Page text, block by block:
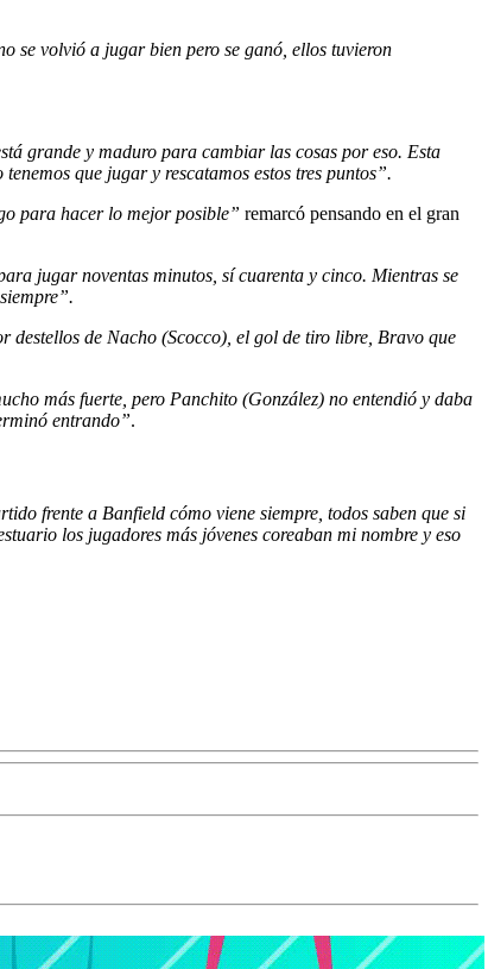
se volvió a jugar bien pero se ganó, ellos tuvieron
grande y maduro para cambiar las cosas por eso. Esta
que jugar y rescatamos estos tres puntos”.
para hacer lo mejor posible” remarcó pensando en el gran
jugar noventas minutos, sí cuarenta y cinco. Mientras se
destellos de Nacho (Scocco), el gol de tiro libre, Bravo que
más fuerte, pero Panchito (González) no entendió y daba
entrando”.
frente a Banfield cómo viene siempre, todos saben que si
los jugadores más jóvenes coreaban mi nombre y eso